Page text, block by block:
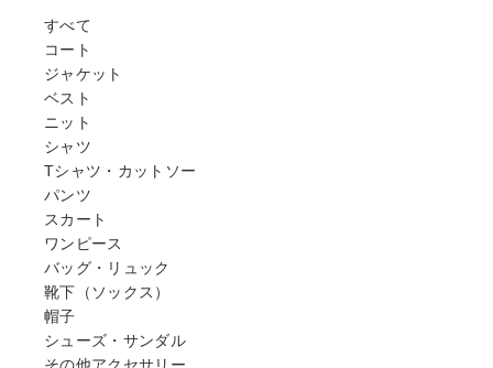
すべて
コート
ジャケット
ベスト
ニット
シャツ
Tシャツ・カットソー
パンツ
スカート
ワンピース
バッグ・リュック
靴下（ソックス）
帽子
シューズ・サンダル